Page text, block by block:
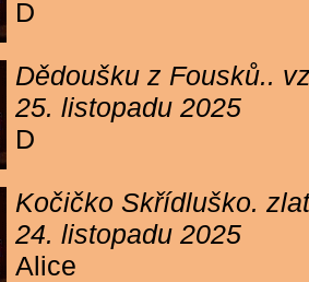
D
Dědoušku z Fousků..
25. listopadu 2025
D
Kočičko Skřídluško.
24. listopadu 2025
Alice